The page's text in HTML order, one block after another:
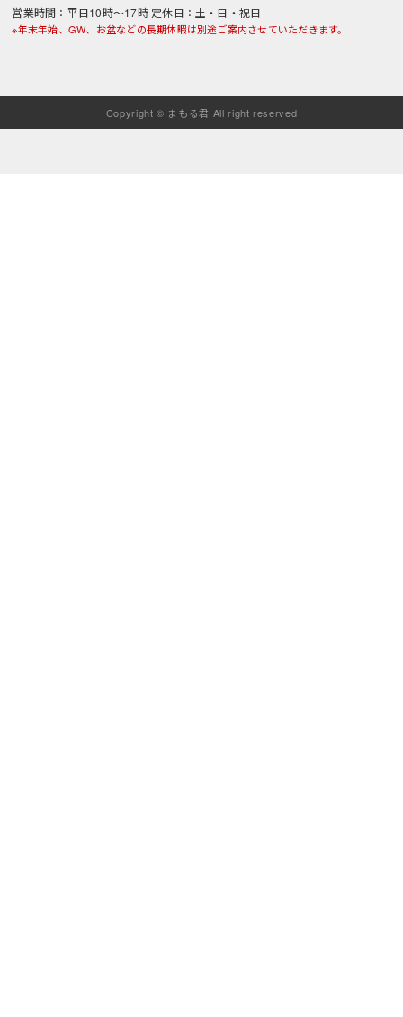
営業時間：平日10時～17時 定休日：土・日・祝日
※年末年始、GW、お盆などの長期休暇は別途ご案内させていただきます。
Copyright © まもる君 All right reserved